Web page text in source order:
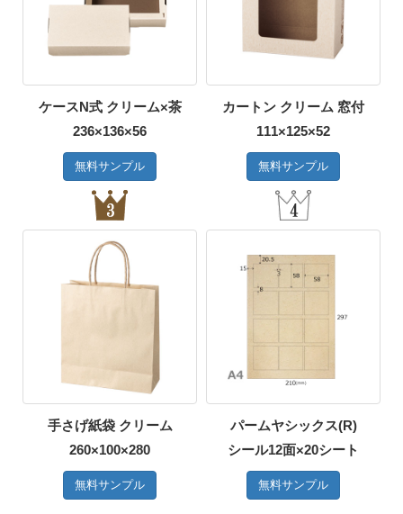
ケースN式 クリーム×茶
236×136×56
無料サンプル
カートン クリーム 窓付
111×125×52
無料サンプル
手さげ紙袋 クリーム
260×100×280
無料サンプル
パームヤシックス(R)
シール12面×20シート
無料サンプル